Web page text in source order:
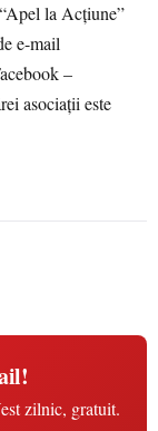
la Acțiune”
e-mail
–
asociații este
zilnic, gratuit.